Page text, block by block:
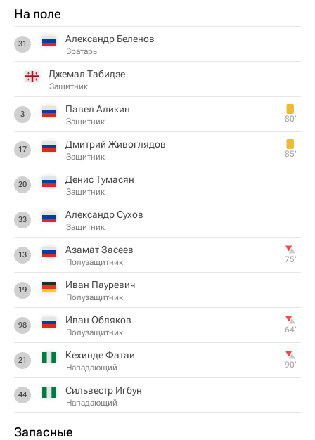
На поле
31 Александр Беленов
Вратарь
Джемал Табидзе
Защитник
3 Павел Аликин
Защитник 80‎’‎
17 Дмитрий Живоглядов
Защитник 85‎’‎
20 Денис Тумасян
Защитник
33 Александр Сухов
Защитник
13 Азамат Засеев
Полузащитник 75‎’‎
19 Иван Пауревич
Полузащитник
98 Иван Обляков
Полузащитник 64‎’‎
21 Кехинде Фатаи
Нападающий 90‎’‎
44 Сильвестр Игбун
Нападающий
Запасные